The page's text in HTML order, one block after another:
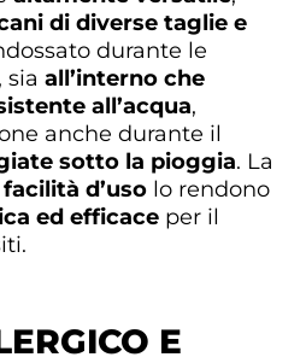
di diverse taglie e
durante le
, sia all’interno che
all’acqua,
anche durante il
sotto la pioggia. La
facilità d’uso lo rendono
ed efficace per il
E